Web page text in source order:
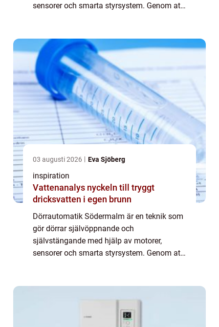
sensorer och smarta styrsystem. Genom att
03 augusti 2026 Eva Sjöberg
inspiration
Vattenanalys nyckeln till tryggt
dricksvatten i egen brunn
Dörrautomatik Södermalm är en teknik som
gör dörrar självöppnande och
självstängande med hjälp av motorer,
sensorer och smarta styrsystem. Genom att